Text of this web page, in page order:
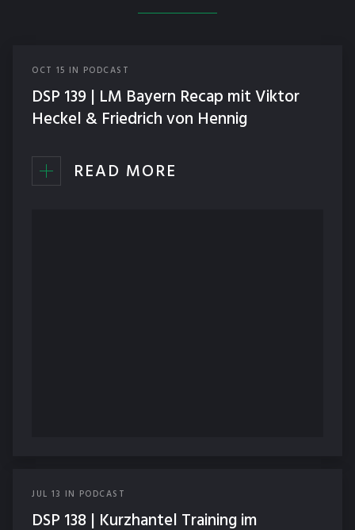
OCT 15 IN PODCAST
DSP 139 | LM Bayern Recap mit Viktor
Heckel & Friedrich von Hennig
READ MORE
JUL 13 IN PODCAST
DSP 138 | Kurzhantel Training im